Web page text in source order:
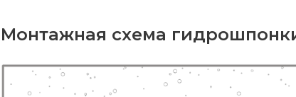
Монтажная схема